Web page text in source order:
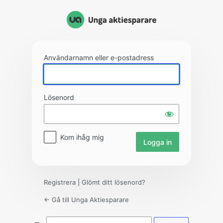
Användarnamn eller e-postadress
Lösenord
Kom ihåg mig
Registrera Glömt ditt lösenord?
← Gå till Unga Aktiesparare